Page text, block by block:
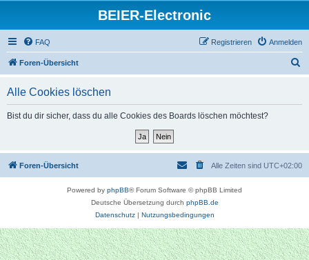
BEIER-Electronic
FAQ Anmelden
Registrieren
Foren-Übersicht
Alle Cookies löschen
Bist du dir sicher, dass du alle Cookies des Boards löschen möchtest?
Foren-Übersicht Alle Zeiten sind UTC+02:00
Powered by phpBB® Forum Software © phpBB Limited
Deutsche Übersetzung durch phpBB.de
Datenschutz| Nutzungsbedingungen